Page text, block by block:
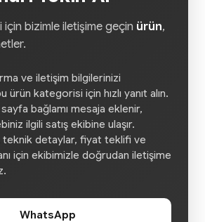
için bizimle iletişime geçin ürün,
ve iletişim bilgilerinizi
ürün kategorisi için hızlı yanıt alın.
bağlamı mesaja eklenir,
ilgili satış ekibine ulaşır.
teknik detaylar, fiyat teklifi ve
için ekibimizle doğrudan iletişime
WhatsApp